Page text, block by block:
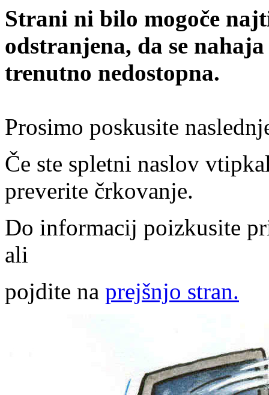
Strani ni bilo mogoče
odstranjena, da se
trenutno nedostopna.
Prosimo poskusite
Če ste spletni naslov
preverite črkovanje.
Do informacij poizkusite
ali
pojdite na prejšnjo stran.